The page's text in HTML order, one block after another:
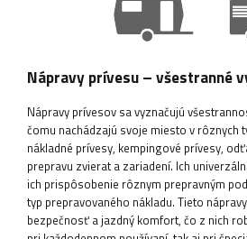
Nápravy prívesu – všestranné
Nápravy prívesov sa vyznačujú
čomu nachádzajú svoje miesto v rôznych
nákladné prívesy, kempingové prívesy,
prepravu zvierat a zariadení. Ich
ich prispôsobenie rôznym prepravným
typ prepravovaného nákladu. Tieto
bezpečnosť a jazdný komfort, čo z nich